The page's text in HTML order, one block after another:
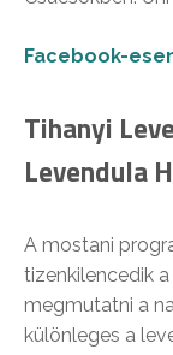
Facebook-
Tihanyi
Levendula
A mostani
tizenkilencedik
megmutatni a
különleges a